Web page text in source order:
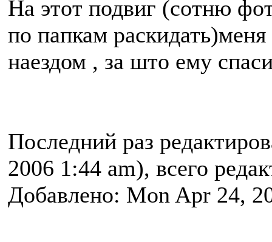
На этот подвиг (сотню
по папкам
наездом , за што ему
Последний раз
2006 1:44 am), всего
Добавлено: Mon Apr 24,